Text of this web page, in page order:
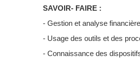
SAVOIR- FAIRE :
- Gestion et analyse
- Usage des outils et des
- Connaissance des